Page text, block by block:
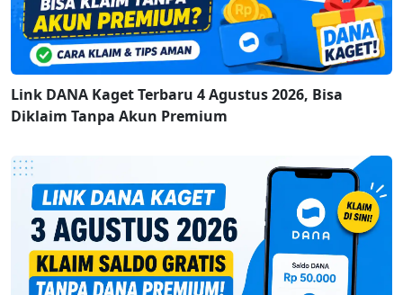
Link DANA Kaget Terbaru 4 Agustus 2026, Bisa
Diklaim Tanpa Akun Premium